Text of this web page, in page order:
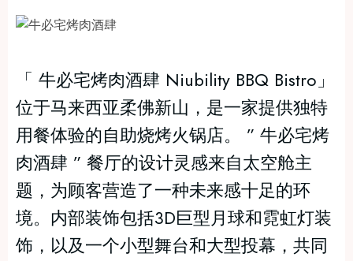
「 牛必宅烤肉酒肆 Niubility BBQ Bistro」
位于马来西亚柔佛新山，是一家提供独特
用餐体验的自助烧烤火锅店。 ” 牛必宅烤
肉酒肆 ” 餐厅的设计灵感来自太空舱主
题，为顾客营造了一种未来感十足的环
境。内部装饰包括3D巨型月球和霓虹灯装
饰，以及一个小型舞台和大型投幕，共同